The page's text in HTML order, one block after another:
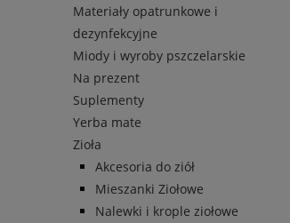
Materiały opatrunkowe i
dezynfekcyjne
Miody i wyroby pszczelarskie
Na prezent
Suplementy
Yerba mate
Zioła
Akcesoria do ziół
Mieszanki Ziołowe
Nalewki i krople ziołowe